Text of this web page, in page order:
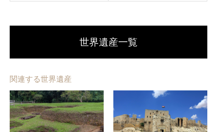
世界遺産一覧
関連する世界遺産